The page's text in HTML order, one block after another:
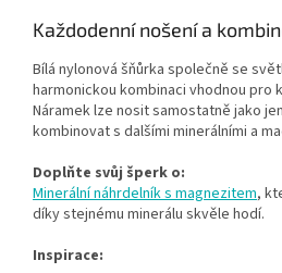
Každodenní nošení a
Bílá nylonová šňůrka společně se
harmonickou kombinaci vhodnou pro
Náramek lze nosit samostatně jako
kombinovat s dalšími minerálními a
Doplňte svůj šperk o:
Minerální náhrdelník s magnezitem,
díky stejnému minerálu skvěle hodí.
Inspirace: